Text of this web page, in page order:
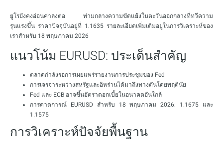
ยูโรยังคงอ่อนค่าลงต่อ ท่ามกลางความขัดแย้งในตะวันออกกลางที่ทวีความ
รุนแรงขึ้น ราคาปัจจุบันอยู่ที่ 1.1635 รายละเอียดเพิ่มเติมอยู่ในการวิเคราะห์ของ
เราสำหรับ 18 พฤษภาคม 2026
แนวโน้ม EURUSD: ประเด็นสำคัญ
ตลาดกำลังรอการเผยแพร่รายงานการประชุมของ Fed
การเจรจาระหว่างสหรัฐและอิหร่านได้มาถึงทางตันโดยพฤตินัย
Fed และ ECB อาจขึ้นอัตราดอกเบี้ยในอนาคตอันใกล้
การคาดการณ์ EURUSD สำหรับ 18 พฤษภาคม 2026: 1.1675 และ
1.1575
การวิเคราะห์ปัจจัยพื้นฐาน